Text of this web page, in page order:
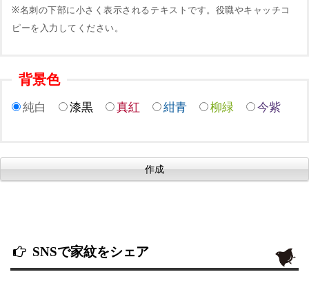
※名刺の下部に小さく表示されるテキストです。役職やキャッチコ
ピーを入力してください。
背景色
純白 漆黒 真紅 紺青 柳緑 今紫
SNSで家紋をシェア